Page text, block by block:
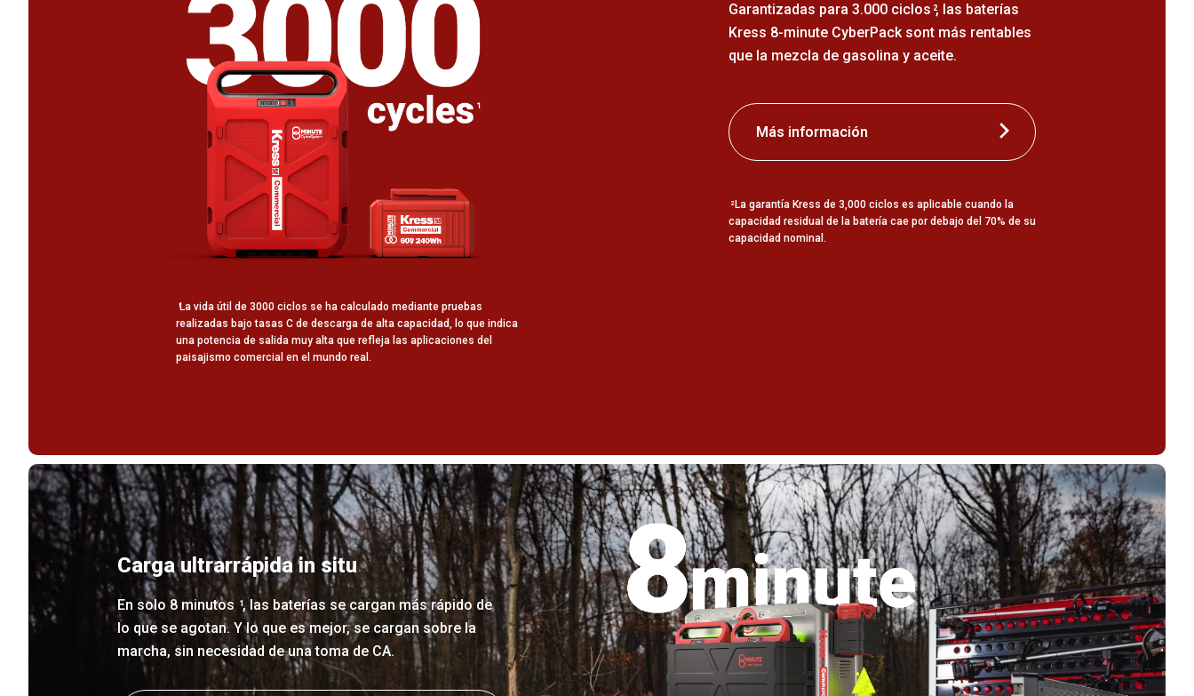
1La vida útil de 3000 ciclos se ha calculado mediante pruebas
realizadas bajo tasas C de descarga de alta capacidad, lo que indica
una potencia de salida muy alta que refleja las aplicaciones del
paisajismo comercial en el mundo real.
Garantizadas para 3.000 ciclos 2, las baterías
Kress 8-minute CyberPack sont más rentables
que la mezcla de gasolina y aceite.
Más información
2La garantía Kress de 3,000 ciclos es aplicable cuando la
capacidad residual de la batería cae por debajo del 70% de su
capacidad nominal.
Carga ultrarrápida in situ
En solo 8 minutos 1, las baterías se cargan más rápido de
lo que se agotan. Y lo que es mejor, se cargan sobre la
marcha, sin necesidad de una toma de CA.